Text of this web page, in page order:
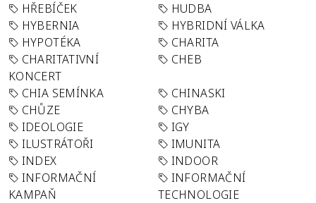
HŘEBÍČEK
HUDBA
HYBERNIA
HYBRIDNÍ VÁLKA
HYPOTÉKA
CHARITA
CHARITATIVNÍ
KONCERT
CHEB
CHIA SEMÍNKA
CHINASKI
CHŮZE
CHYBA
IDEOLOGIE
IGY
ILUSTRÁTOŘI
IMUNITA
INDEX
INDOOR
INFORMAČNÍ
KAMPAŇ
INFORMAČNÍ
TECHNOLOGIE